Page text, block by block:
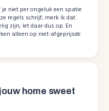
je niet per ongeluk een spatie
regels schrijf, merk ik dat
zijn; let daar dus op. En
alleen op niet-afgeprijsde
home sweet